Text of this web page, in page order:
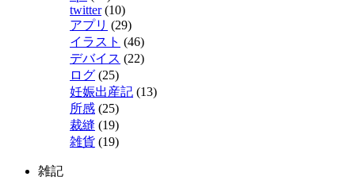
twitter(10)
アプリ (29)
イラスト (46)
デバイス (22)
ログ (25)
妊娠出産記 (13)
所感 (25)
裁縫 (19)
雑貨 (19)
雑記